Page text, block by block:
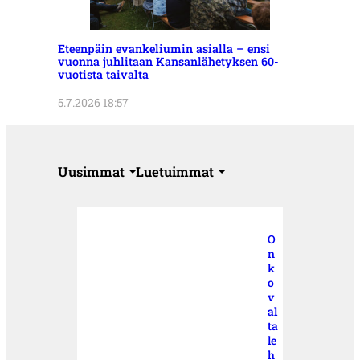
Eteenpäin evankeliumin asialla – ensi
vuonna juhlitaan Kansanlähetyksen 60-
vuotista taivalta
5.7.2026 18:57
Uusimmat Luetuimmat
O
n
k
o
v
al
ta
le
h